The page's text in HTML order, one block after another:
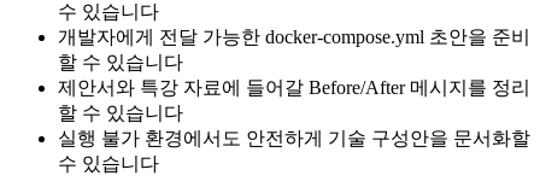
수 있습니다
개발자에게 전달 가능한 docker-compose.yml 초안을 준비
할 수 있습니다
제안서와 특강 자료에 들어갈 Before/After 메시지를 정리
할 수 있습니다
실행 불가 환경에서도 안전하게 기술 구성안을 문서화할
수 있습니다